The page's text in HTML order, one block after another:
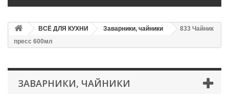
ВСЁ ДЛЯ КУХНИ Заварники, чайники
833 Чайник
пресс 600мл
ЗАВАРНИКИ, ЧАЙНИКИ